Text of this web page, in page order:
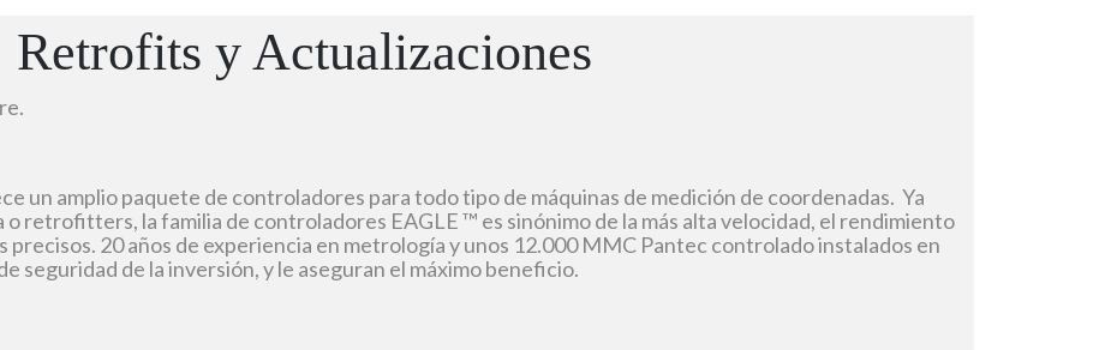
Retrofits yActualizaciones
un amplio paquete de controladores para todo tipo de máquinas de medición de coordenadas. Ya
o retrofitters, la familia de controladores EAGLE ™ es sinónimo de la más alta velocidad, el rendimiento
precisos. 20 años de experiencia en metrología y unos 12.000 MMC Pantec controlado instalados en
seguridad de la inversión, y le aseguran el máximo beneficio.